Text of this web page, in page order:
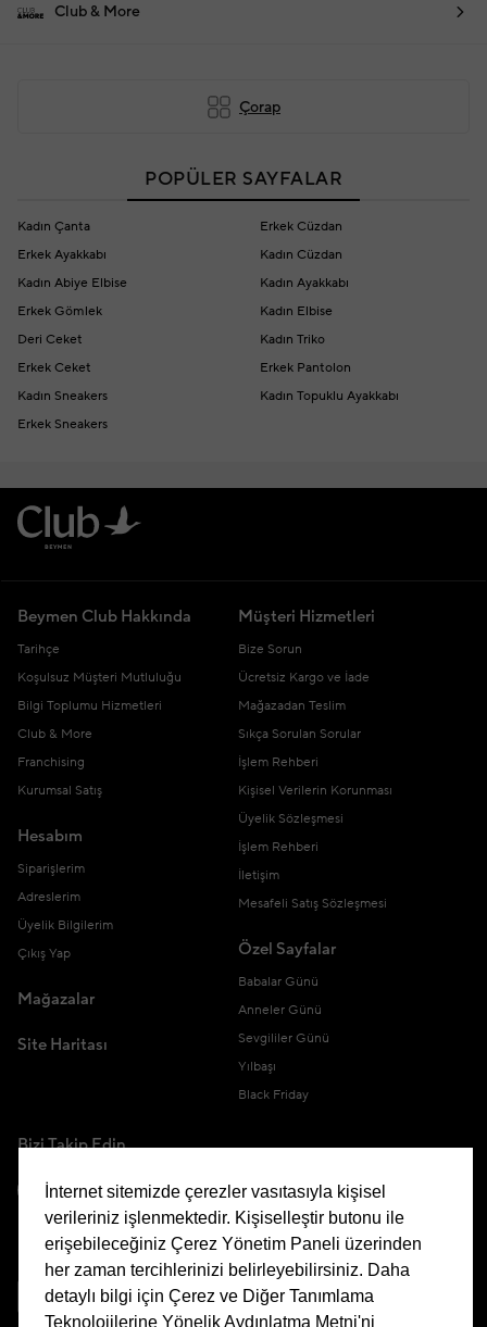
Club & More
Çorap
POPÜLER SAYFALAR
Kadın Çanta
Erkek Cüzdan
Erkek Ayakkabı
Kadın Cüzdan
Kadın Abiye Elbise
Kadın Ayakkabı
Erkek Gömlek
Kadın Elbise
Deri Ceket
Kadın Triko
Erkek Ceket
Erkek Pantolon
Kadın Sneakers
Kadın Topuklu Ayakkabı
Erkek Sneakers
Beymen Club Hakkında
Tarihçe
Koşulsuz Müşteri Mutluluğu
Bilgi Toplumu Hizmetleri
Club & More
Franchising
Kurumsal Satış
Hesabım
Siparişlerim
Adreslerim
Üyelik Bilgilerim
Çıkış Yap
Mağazalar
Site Haritası
Müşteri Hizmetleri
Bize Sorun
Ücretsiz Kargo ve İade
Mağazadan Teslim
Sıkça Sorulan Sorular
İşlem Rehberi
Kişisel Verilerin Korunması
Üyelik Sözleşmesi
İşlem Rehberi
İletişim
Mesafeli Satış Sözleşmesi
Özel Sayfalar
Babalar Günü
Anneler Günü
Sevgililer Günü
Yılbaşı
Black Friday
Bizi Takip Edin
Uygulamamızı İndirin
İnternet sitemizde çerezler vasıtasıyla kişisel
verileriniz işlenmektedir. Kişiselleştir butonu ile
erişebileceğiniz Çerez Yönetim Paneli üzerinden
her zaman tercihlerinizi belirleyebilirsiniz. Daha
detaylı bilgi için Çerez ve Diğer Tanımlama
Teknolojilerine Yönelik Aydınlatma Metni'ni